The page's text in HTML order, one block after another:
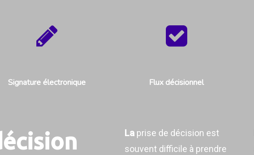
Signature électronique Flux décisionnel
Laprise de décision est
souvent difficile à prendre